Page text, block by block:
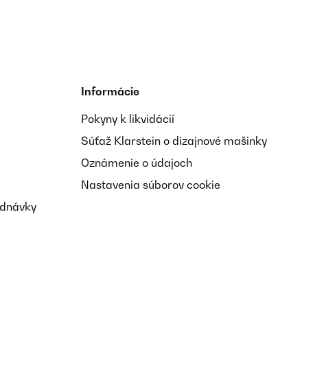
Informácie
Pokyny k likvidácií
Súťaž Klarstein o dizajnové mašinky
Oznámenie o údajoch
Nastavenia súborov cookie